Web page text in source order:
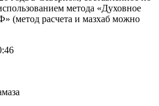
метода «Духовное
(метод расчета и мазхаб можно